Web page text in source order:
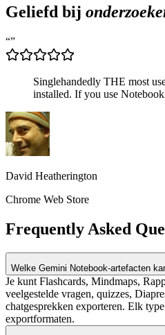
Geliefd bij
“”
Singlehandedly THE most
installed. If you use
David Heatherington
Chrome Web Store
Frequently Asked
Welke Gemini Notebook-artefacten
Je kunt Flashcards, Mindmaps,
veelgestelde vragen, quizzes,
chatgesprekken exporteren. Elk
exportformaten.